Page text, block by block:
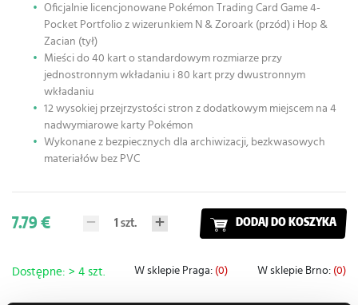
Oficjalnie licencjonowane Pokémon Trading Card Game 4-
Pocket Portfolio z wizerunkiem N & Zoroark (przód) i Hop &
Zacian (tył)
Mieści do 40 kart o standardowym rozmiarze przy
jednostronnym wkładaniu i 80 kart przy dwustronnym
wkładaniu
12 wysokiej przejrzystości stron z dodatkowym miejscem na 4
nadwymiarowe karty Pokémon
Wykonane z bezpiecznych dla archiwizacji, bezkwasowych
materiałów bez PVC
7.79 € 1 szt. DODAJ DO KOSZYKA
Dostępne: > 4 szt. W sklepie Praga: (0) W sklepie Brno: (0)